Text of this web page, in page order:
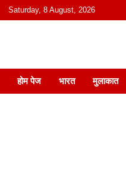
content
Saturday, 8 August, 2026
होम पेज भारत मुलाकात